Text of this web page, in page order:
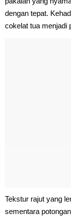
dengan tepat.
cokelat tua menjadi
Tekstur rajut yang
sementara